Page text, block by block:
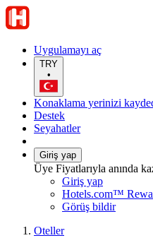
Uygulamayı aç
TRY
•
Konaklama yerinizi
Destek
Seyahatler
Giriş yap
Üye Fiyatlarıyla anında
Giriş yap
Hotels.com™
Görüş bildir
Oteller